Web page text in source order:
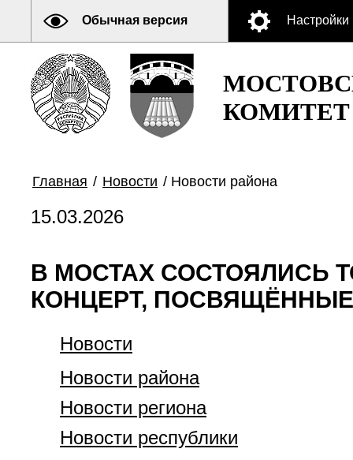
Обычная версия Настройки
КОМИТЕТ
Главная / Новости / Новости района
15.03.2026
В МОСТАХ СОСТОЯЛИСЬ
КОНЦЕРТ,
Новости
Новости района
Новости региона
Новости республики